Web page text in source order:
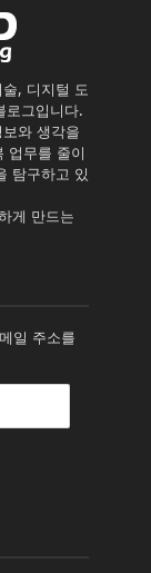
, 디지털 도
로그입니다.
와 생각을
업무를 줄이
탐구하고 있
게 만드는
일 주소를